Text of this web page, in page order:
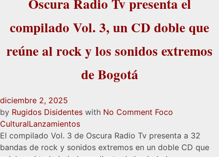
Oscura Radio Tv presenta el
compilado Vol. 3, un CD doble que
reúne al rock y los sonidos extremos
de Bogotá
diciembre 2, 2025
by Rugidos Disidentes with No Comment Foco
CulturalLanzamientos
El compilado Vol. 3 de Oscura Radio Tv presenta a 32
bandas de rock y sonidos extremos en un doble CD que